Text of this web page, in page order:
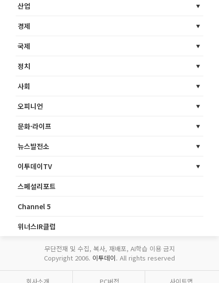
산업
경제
국제
정치
사회
오피니언
문화·라이프
뉴스발전소
이투데이TV
스페셜리포트
Channel 5
위너스IR클럽
무단전재 및 수집, 복사, 재배포, AI학습 이용 금지
Copyright 2006. 이투데이. All rights reserved
회사소개 PC버전 사이트맵